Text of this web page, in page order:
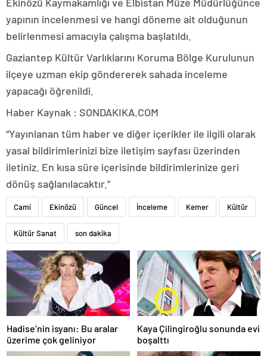
yapının incelenmesi ve hangi döneme ait olduğunun
belirlenmesi amacıyla çalışma başlatıldı.
Gaziantep Kültür Varlıklarını Koruma Bölge Kurulunun
ilçeye uzman ekip göndererek sahada inceleme
yapacağı öğrenildi.
Haber Kaynak : SONDAKIKA.COM
“Yayınlanan tüm haber ve diğer içerikler ile ilgili olarak
yasal bildirimlerinizi bize iletişim sayfası üzerinden
iletiniz. En kısa süre içerisinde bildirimlerinize geri
dönüş sağlanılacaktır.”
Cami Ekinözü Güncel İnceleme Kemer Kültür
Kültür Sanat son dakika
Hadise’nin isyanı: Bu aralar
üzerime çok geliniyor
Kaya Çilingiroğlu sonunda evi
boşalttı